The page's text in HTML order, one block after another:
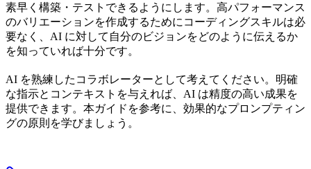
素早く構築・テストできるようにします。高パフォーマンス
のバリエーションを作成するためにコーディングスキルは必
要なく、AI に対して自分のビジョンをどのように伝えるか
を知っていれば十分です。
AI を熟練したコラボレーターとして考えてください。明確
な指示とコンテキストを与えれば、AI は精度の高い成果を
提供できます。本ガイドを参考に、効果的なプロンプティン
グの原則を学びましょう。